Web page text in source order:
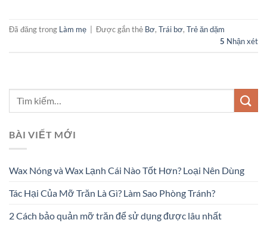
Đã đăng trong Làm mẹ Được gắn thẻ Bơ, Trái bơ, Trẻ ăn dặm
5 Nhận xét
BÀI VIẾT MỚI
Wax Nóng và Wax Lạnh Cái Nào Tốt Hơn? Loại Nên Dùng
Tác Hại Của Mỡ Trăn Là Gì? Làm Sao Phòng Tránh?
2 Cách bảo quản mỡ trăn để sử dụng được lâu nhất